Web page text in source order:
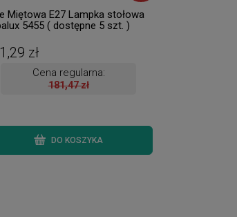
Miętowa E27 Lampka stołowa
5455 ( dostępne 5 szt. )
zł
Cena regularna:
181,47 zł
DO KOSZYKA